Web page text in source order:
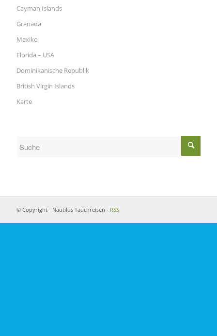
Cayman Islands
Grenada
Mexiko
Florida – USA
Dominikanische Republik
British Virgin Islands
Karte
© Copyright - Nautilus Tauchreisen - RSS